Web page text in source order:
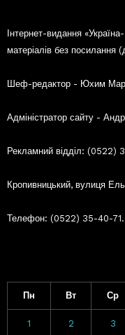
Інтернет-видання
матеріалів без посилання
Шеф-редактор - Юхим
Адміністратор сайту -
Рекламний відділ: (0522)
Кропивницький, вулиця
Телефон: (0522) 35-40-
Пн Вт Ср
1 2 3